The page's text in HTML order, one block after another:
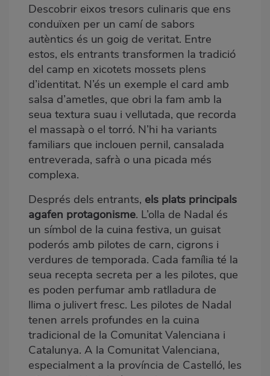
Descobrir eixos tresors culinaris que ens
conduïxen per un camí de sabors
autèntics és un goig de veritat. Entre
estos, els entrants transformen la tradició
del camp en xicotets mossets plens
d’identitat. N’és un exemple el card amb
salsa d’ametles, que obri la fam amb la
seua textura suau i vellutada, que recorda
el massapà o el torró. N’hi ha variants
familiars que inclouen pernil, cansalada
entreverada, safrà o una picada més
complexa.
Després dels entrants, els plats principals
agafen protagonisme. L’olla de Nadal és
un símbol de la cuina festiva, un guisat
poderós amb pilotes de carn, cigrons i
verdures de temporada. Cada família té la
seua recepta secreta per a les pilotes, que
es poden perfumar amb ratlladura de
llima o julivert fresc. Les pilotes de Nadal
tenen arrels profundes en la cuina
tradicional de la Comunitat Valenciana i
Catalunya. A la Comunitat Valenciana,
especialment a la província de Castelló, les